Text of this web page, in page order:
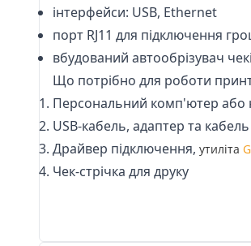
інтерфейси: USB, Ethernet
порт RJ11 для підключення
вбудований автообрізувач
Що потрібно для роботи
Персональний комп'ютер або
USB-кабель, адаптер та
Драйвер підключення, утиліта
Чек-стрічка для друку